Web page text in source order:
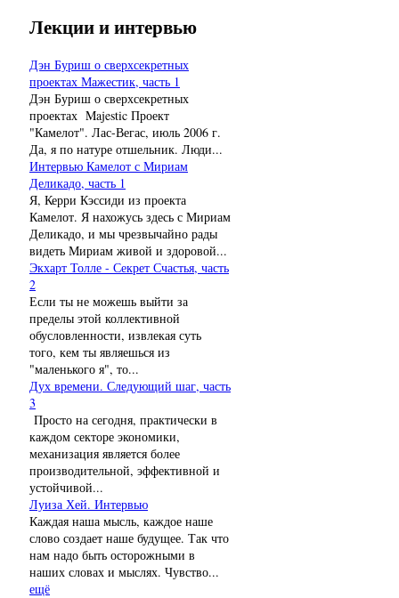
Лекции и интервью
Дэн Буриш о сверхсекретных
проектах Мажестик, часть 1
Дэн Буриш о сверхсекретных
проектах Majestic Проект
"Камелот". Лас-Вегас, июль 2006 г.
Да, я по натуре отшельник. Люди...
Интервью Камелот с Мириам
Деликадо, часть 1
Я, Керри Кэссиди из проекта
Камелот. Я нахожусь здесь с Мириам
Деликадо, и мы чрезвычайно рады
видеть Мириам живой и здоровой...
Экхарт Толле - Секрет Счастья, часть
2
Если ты не можешь выйти за
пределы этой коллективной
обусловленности, извлекая суть
того, кем ты являешься из
"маленького я", то...
Дух времени. Следующий шаг, часть
3
Просто на сегодня, практически в
каждом секторе экономики,
механизация является более
производительной, эффективной и
устойчивой...
Луиза Хей. Интервью
Каждая наша мысль, каждое наше
слово создает наше будущее. Так что
нам надо быть осторожными в
наших словах и мыслях. Чувство...
ещё